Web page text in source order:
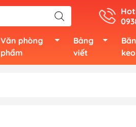
Văn phòng
phẩm
Bảng
viết
keo